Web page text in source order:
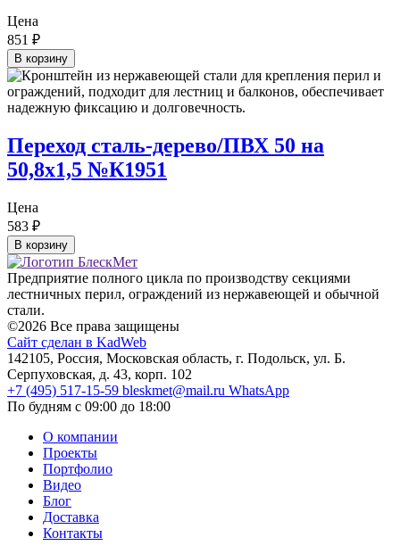
Цена
851 ₽
В корзину
Переход сталь-дерево/ПВХ 50 на
50,8х1,5 №К1951
Цена
583 ₽
В корзину
Предприятие полного цикла по производству секциями
лестничных перил, ограждений из нержавеющей и обычной
стали.
©2026 Все права защищены
Сайт сделан в KadWeb
142105, Россия, Московская область, г. Подольск, ул. Б.
Серпуховская, д. 43, корп. 102
+7 (495) 517-15-59 bleskmet@mail.ru WhatsApp
По будням с 09:00 до 18:00
О компании
Проекты
Портфолио
Видео
Блог
Доставка
Контакты